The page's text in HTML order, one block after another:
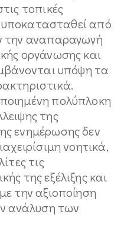
τοπικές
υποκατασταθεί από
την αναπαραγωγή
οργάνωσης και
υπόψη τα
πολύπλοκη
της
ενημέρωσης δεν
νοητικά,
τις
της εξέλιξης και
την αξιοποίηση
ανάλυση των